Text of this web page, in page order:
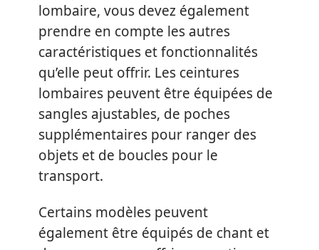
lombaire, vous devez également
prendre en compte les autres
caractéristiques et fonctionnalités
qu’elle peut offrir. Les ceintures
lombaires peuvent être équipées de
sangles ajustables, de poches
supplémentaires pour ranger des
objets et de boucles pour le
transport.
Certains modèles peuvent
également être équipés de chant et